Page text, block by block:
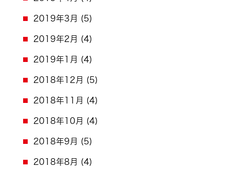
2019年3月 (5)
2019年2月 (4)
2019年1月 (4)
2018年12月 (5)
2018年11月 (4)
2018年10月 (4)
2018年9月 (5)
2018年8月 (4)